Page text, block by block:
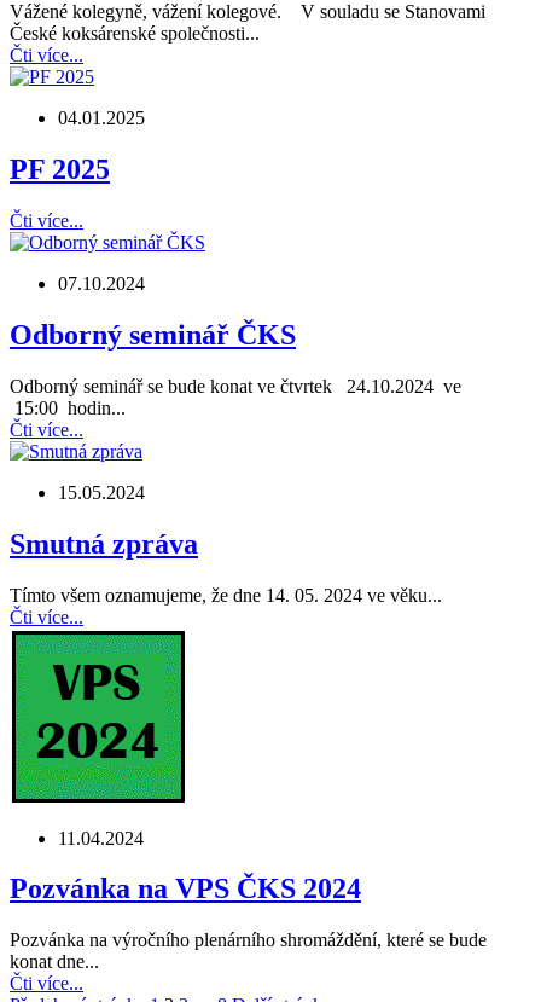
Vážené kolegyně, vážení kolegové. V souladu se Stanovami
České koksárenské společnosti...
Čti více...
04.01.2025
PF 2025
Čti více...
07.10.2024
Odborný seminář ČKS
Odborný seminář se bude konat ve čtvrtek 24.10.2024 ve
15:00 hodin...
Čti více...
15.05.2024
Smutná zpráva
Tímto všem oznamujeme, že dne 14. 05. 2024 ve věku...
Čti více...
11.04.2024
Pozvánka na VPS ČKS 2024
Pozvánka na výročního plenárního shromáždění, které se bude
konat dne...
Čti více...